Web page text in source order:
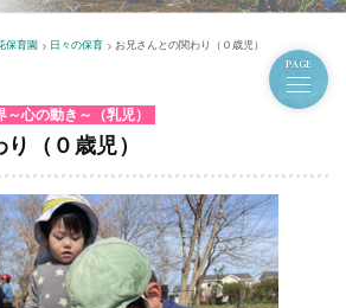
保育園 日々の保育 お兄さんとの関わり（０歳児）
PAGE
～心の動き～（乳児）
（０歳児）